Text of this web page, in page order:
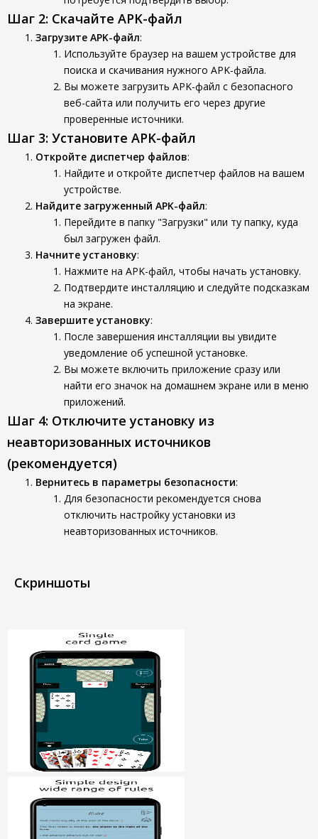
Шаг 2: Скачайте APK-файл
Загрузите APK-файл:
Используйте браузер на вашем устройстве для
поиска и скачивания нужного APK-файла.
Вы можете загрузить APK-файл с безопасного
веб-сайта или получить его через другие
проверенные источники.
Шаг 3: Установите APK-файл
Откройте диспетчер файлов:
Найдите и откройте диспетчер файлов на вашем
устройстве.
Найдите загруженный APK-файл:
Перейдите в папку "Загрузки" или ту папку, куда
был загружен файл.
Начните установку:
Нажмите на APK-файл, чтобы начать установку.
Подтвердите инсталляцию и следуйте подсказкам
на экране.
Завершите установку:
После завершения инсталляции вы увидите
уведомление об успешной установке.
Вы можете включить приложение сразу или
найти его значок на домашнем экране или в меню
приложений.
Шаг 4: Отключите установку из
неавторизованных источников
(рекомендуется)
Вернитесь в параметры безопасности:
Для безопасности рекомендуется снова
отключить настройку установки из
неавторизованных источников.
Скриншоты